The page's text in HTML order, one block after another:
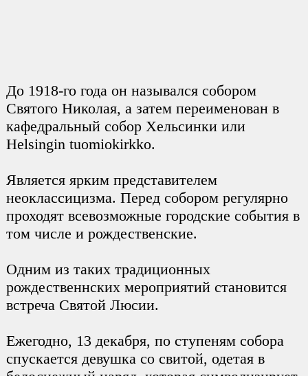
До 1918-го года он назывался собором
Святого Николая, а затем переименован в
кафедральный собор Хельсинки или
Helsingin tuomiokirkko.
Является ярким представителем
неоклассицизма. Перед собором регулярно
проходят всевозможные городские события в
том числе и рождественские.
Одним из таких традиционных
рождественнских мероприятий становится
встреча Святой Люсии.
Ежегодно, 13 декабря, по ступеням собора
спускается девушка со свитой, одетая в